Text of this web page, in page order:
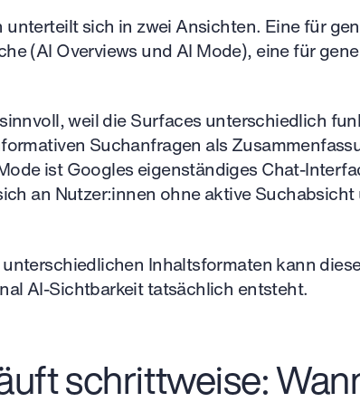
unterteilt sich in zwei Ansichten. Eine für
(AI Overviews und AI Mode), eine für
weil die Surfaces unterschiedlich
Suchanfragen als
ist Googles eigenständiges Chat-
an Nutzer:innen ohne aktive
Inhaltsformaten kann
AI-Sichtbarkeit tatsächlich entsteht.
schrittweise: